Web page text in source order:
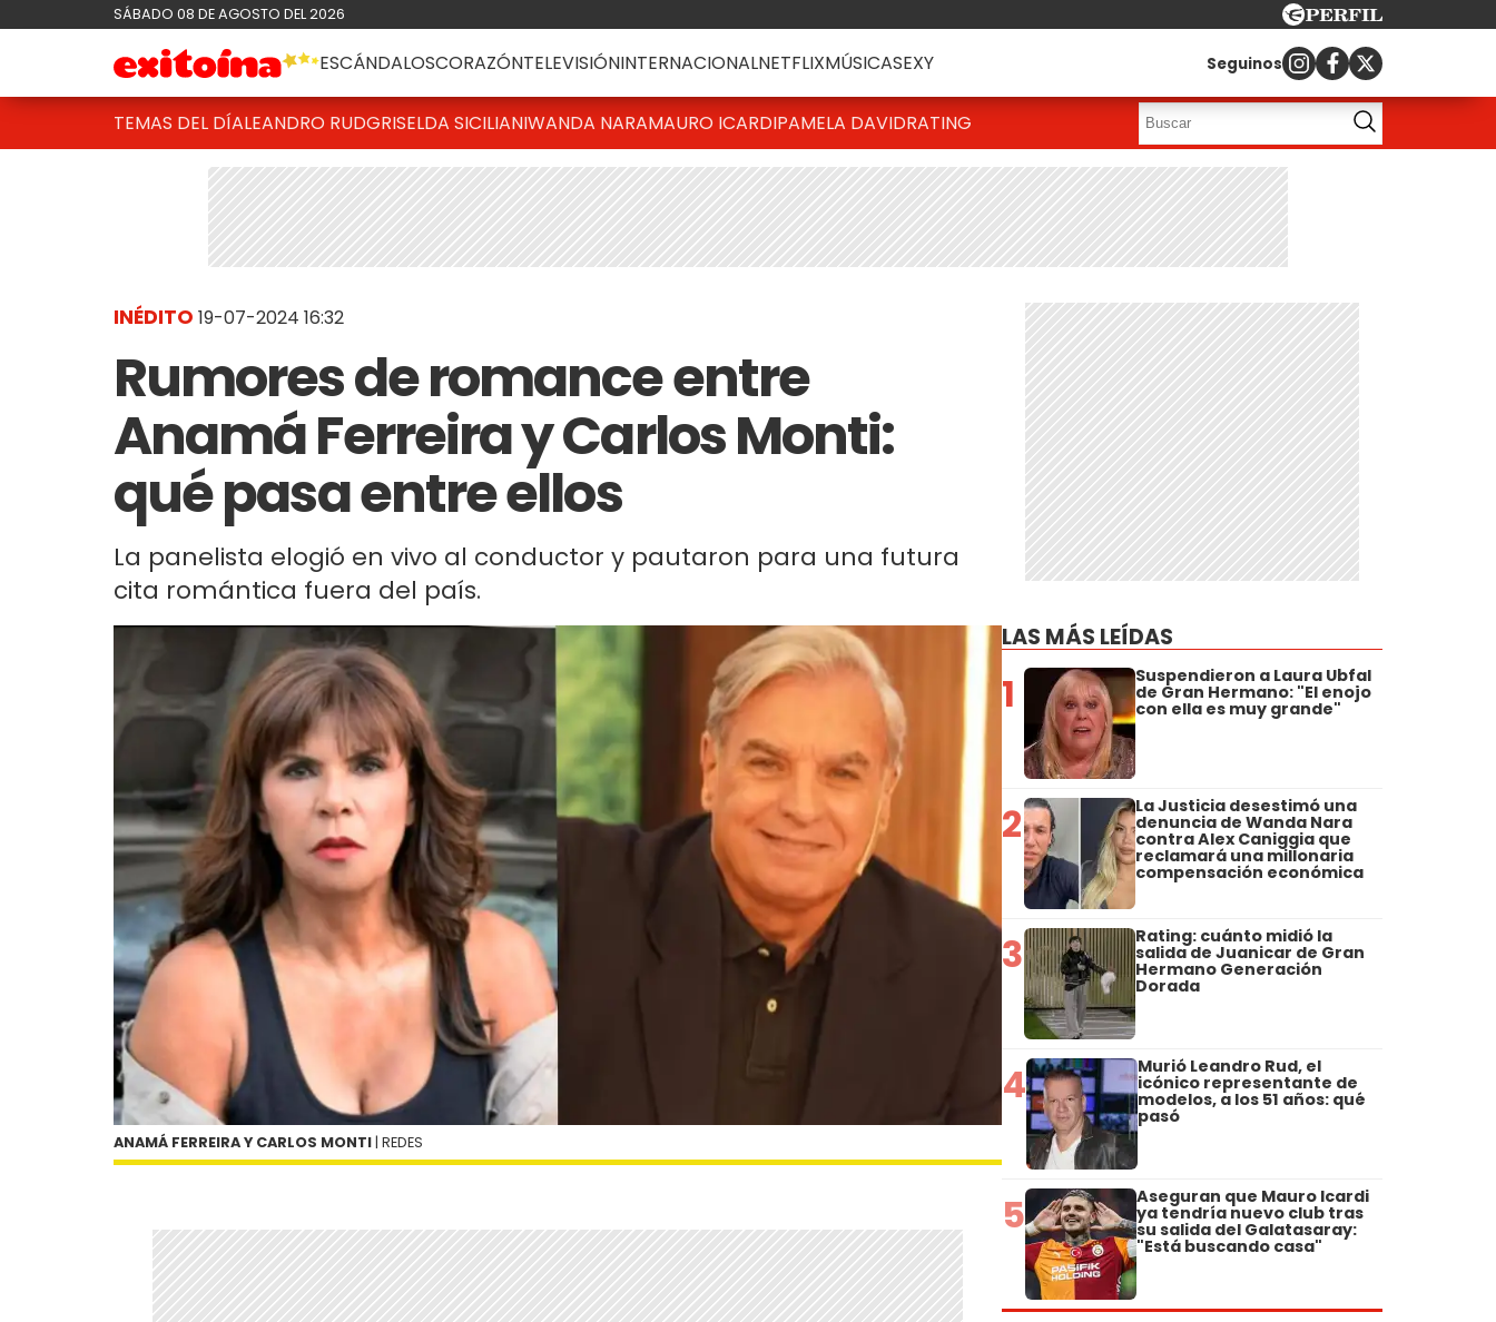
SÁBADO 08 DE AGOSTO DEL 2026
ESCÁNDALOSCORAZÓNTELEVISIÓNINTERNACIONALNETFLIXMÚSICASEXY Seguinos
TEMAS DEL DÍALEANDRO RUDGRISELDA SICILIANIWANDA NARAMAURO ICARDIPAMELA DAVIDRATING
INÉDITO 19-07-2024 16:32
Rumores de romance entre
Anamá Ferreira y Carlos Monti:
qué pasa entre ellos
La panelista elogió en vivo al conductor y pautaron para una futura
cita romántica fuera del país.
ANAMÁ FERREIRA Y CARLOS MONTI | REDES
LAS MÁS LEÍDAS
1 Suspendieron a Laura Ubfal
de Gran Hermano: "El enojo
con ella es muy grande"
2 La Justicia desestimó una
denuncia de Wanda Nara
contra Alex Caniggia que
reclamará una millonaria
compensación económica
3 Rating: cuánto midió la
salida de Juanicar de Gran
Hermano Generación
Dorada
4 Murió Leandro Rud, el
icónico representante de
modelos, a los 51 años: qué
pasó
5 Aseguran que Mauro Icardi
ya tendría nuevo club tras
su salida del Galatasaray:
"Está buscando casa"